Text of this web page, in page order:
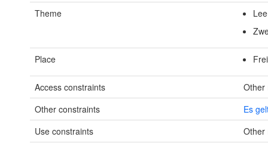
Theme
Place
Access constraints
Other
Other constraints
Es
Use constraints
Other